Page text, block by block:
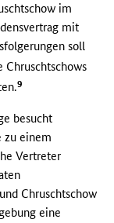
im
mit
soll
Chruschtschows
9
besucht
zu einem
Vertreter
Chruschtschow
eine